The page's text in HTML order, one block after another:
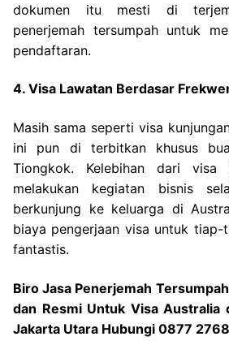
dokumen itu mesti di
penerjemah tersumpah untuk
pendaftaran.
4. Visa Lawatan Berdasar
Masih sama seperti visa
ini pun di terbitkan khusus
Tiongkok. Kelebihan dari visa
melakukan kegiatan bisnis
berkunjung ke keluarga di
biaya pengerjaan visa untuk
fantastis.
Biro Jasa Penerjemah
dan Resmi Untuk Visa Australia
Jakarta Utara Hubungi 0877